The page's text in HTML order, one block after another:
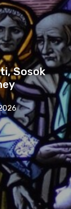
Sosok